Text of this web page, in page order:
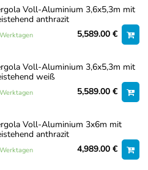
erfahrenen Montagepartnern
geschult wurden und unsere
Wunsch übernehmen wir auch
Sie sich um nichts kümmern
sorglos in Betrieb
Lösung für einen
Sie jederzeit
Voll-Aluminium 3,6x5,3m mit
anthrazit
5,589.00 €
Voll-Aluminium 3,6x5,3m mit
weiß
5,589.00 €
Voll-Aluminium 3x6m mit
anthrazit
4,989.00 €